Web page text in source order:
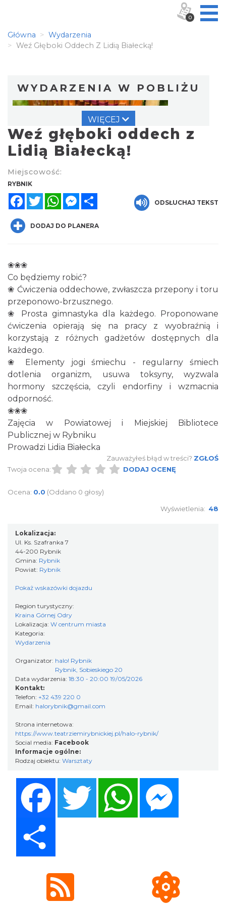
Główna
Wydarzenia
Weź Głęboki Oddech Z Lidią Białecką!
WYDARZENIA W POBLIŻU
Warsztat gry na flecie indiańskim –
pierwsze kroki w świecie melodii
Rybnik
Spotkanie miłośników numizmatów
Rybnik
2026-08-08
Wakacyjne Warsztaty Malarskie "Rybnik -
miasto zieleni"
Rybnik
2026-08-22
Coś z niczego - organizery z tektury, z
makramy...
0.25 km
DNI OTWARTE w teatrze NA PÓŁ i teatrze
POWROTÓW || REKRUTACJA NA SEZON
Rybnik
XXVI Powiatowy Rajd Rowerowy
Wodzisław Śląski
11.10 km
WIĘCEJ
Weź głęboki oddech z
Lidią Białecką!
Miejscowość:
RYBNIK
FacebookTwitterWhatsAppMessenger
ODSŁUCHAJ TEKST
DODAJ DO PLANERA
❀❀❀
Co będziemy robić?
❀ Ćwiczenia oddechowe, zwłaszcza przepony i toru
przeponowo-brzusznego.
❀ Prosta gimnastyka dla każdego. Proponowane
ćwiczenia opierają się na pracy z wyobraźnią i
korzystają z różnych gadżetów dostępnych dla
każdego.
❀ Elementy jogi śmiechu - regularny śmiech
dotlenia organizm, usuwa toksyny, wyzwala
hormony szczęścia, czyli endorfiny i wzmacnia
odporność.
❀❀❀
Zajęcia w Powiatowej i Miejskiej Bibliotece
Publicznej w Rybniku
Prowadzi Lidia Białecka
Zauważyłeś błąd w treści? ZGŁOŚ
Twoja ocena:
DODAJ OCENĘ
Ocena: 0.0 (Oddano 0 głosy)
Wyświetlenia: 48
Lokalizacja:
Ul. Ks. Szafranka 7
44-200 Rybnik
Gmina: Rybnik
Powiat: Rybnik
Pokaż wskazówki dojazdu
Region turystyczny:
Kraina Górnej Odry
Lokalizacja: W centrum miasta
Kategoria:
Wydarzenia
Organizator: halo! Rybnik
Rybnik, Sobieskiego 20
Data wydarzenia: 18:30 - 20:00 19/05/2026
Kontakt:
Telefon: +32 439 220 0
Email: halorybnik@gmail.com
Strona internetowa:
https://www.teatrziemirybnickiej.pl/halo-rybnik/
Social media: Facebook
Informacje ogólne:
Rodzaj obiektu: Warsztaty
Twitter WhatsApp
0